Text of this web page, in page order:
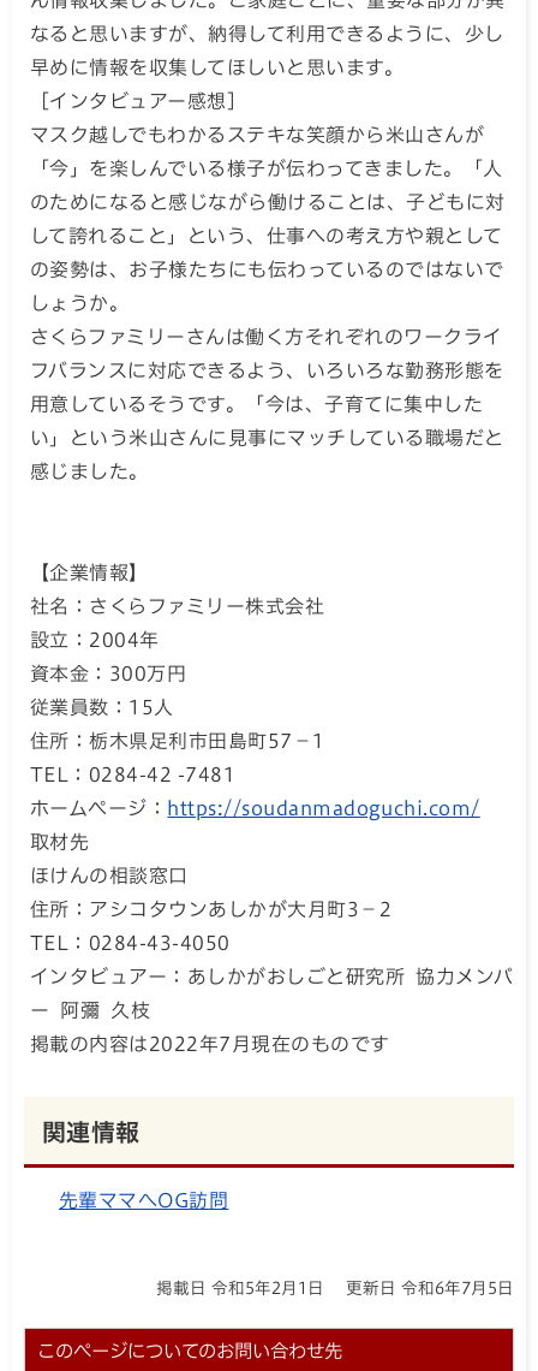
なると思いますが、納得して利用できるように、少し
早めに情報を収集してほしいと思います。
［インタビュアー感想］
マスク越しでもわかるステキな笑顔から米山さんが
「今」を楽しんでいる様子が伝わってきました。「人
のためになると感じながら働けることは、子どもに対
して誇れること」という、仕事への考え方や親として
の姿勢は、お子様たちにも伝わっているのではないで
しょうか。
さくらファミリーさんは働く方それぞれのワークライ
フバランスに対応できるよう、いろいろな勤務形態を
用意しているそうです。「今は、子育てに集中した
い」という米山さんに見事にマッチしている職場だと
感じました。
【企業情報】
社名：さくらファミリー株式会社
設立：2004年
資本金：300万円
従業員数：15人
住所：栃木県足利市田島町57－1
TEL：0284-42 -7481
ホームページ： https://soudanmadoguchi.com/
取材先
ほけんの相談窓口
住所：アシコタウンあしかが大月町3－2
TEL：0284-43-4050
インタビュアー：あしかがおしごと研究所 協力メンバ
ー 阿彌 久枝
掲載の内容は2022年7月現在のものです
関連情報
先輩ママへOG訪問
掲載日 令和5年2月1日 更新日 令和6年7月5日
このページについてのお問い合わせ先